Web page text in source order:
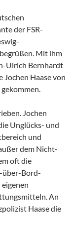
der FSR-
Mit ihm
Ulrich Bernhardt
Jochen Haase von
Jochen
Unglücks- und
und
dem Nicht-
oft die
über-Bord-
An
Haase die